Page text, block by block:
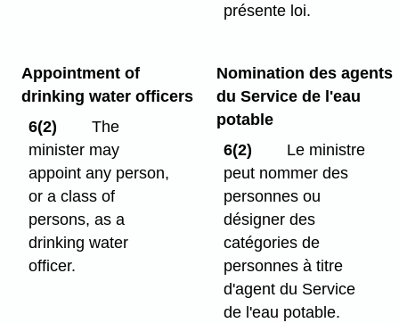
présente loi.
Appointment of
drinking water officers
6(2)
The
minister may
appoint any person,
or a class of
persons, as a
drinking water
officer.
Nomination des agents
du Service de l'eau
potable
6(2)
Le ministre
peut nommer des
personnes ou
désigner des
catégories de
personnes à titre
d'agent du Service
de l'eau potable.